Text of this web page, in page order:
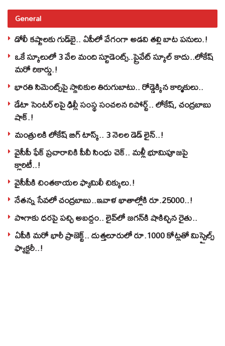
General
డోలీ కష్టాలకు గుడ్‌బై.. ఏపీలో వేగంగా అడవి తల్లి బాట పనులు.!
ఒకే స్కూలులో 3 వేల మంది స్టూడెంట్స్‌..ప్రైవేట్‌ స్కూల్‌ కాదు..లోకేష్
మరో రికార్డు.!
భారతి సిమెంట్స్‌పై స్థానికుల తిరుగుబాటు.. రోడ్డెక్కిన కార్మికులు..
డేటా సెంటర్‌లపై ఢిల్లీ సంస్థ సంచలన రిపోర్ట్.. లోకేష్‌, చంద్రబాబు
షాక్‌.!
మంత్రులకి లోకేష్‌ బిగ్‌ టాస్క్‌.. 3 నెలల డెడ్‌ లైన్‌..!
వైసీపీ ఫేక్ ప్రచారానికి పీవీ సింధు చెక్.. మళ్లీ భూమిపూజపై
క్లారిటీ..!
వైసీపీకి చింతకాయల ఫ్యామిలీ చిక్కులు.!
నేతన్న సేవలో చంద్రబాబు..ఇవాళ ఖాతాల్లోకి రూ.25000..!
పొగాకు ధరపై పచ్చి అబద్దం.. లైవ్‌లో జగన్‌కి షాకిచ్చిన రైతు..
ఏపీకి మరో భారీ ప్రాజెక్ట్.. దుత్తలూరులో రూ.1000 కోట్లతో మిస్సైల్స్
ఫ్యాక్టరీ..!